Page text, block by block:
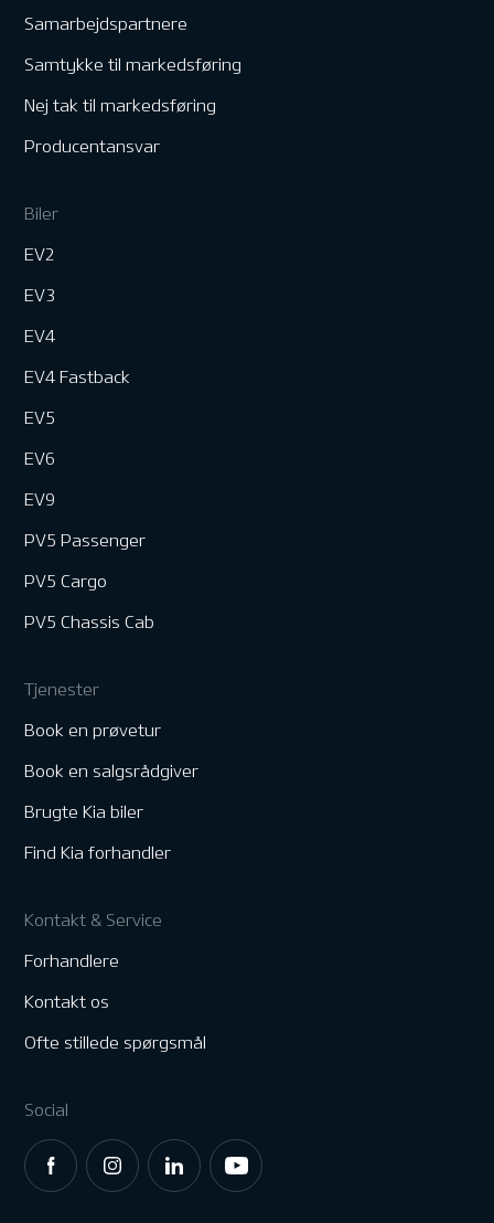
Samarbejdspartnere
Samtykke til markedsføring
Nej tak til markedsføring
Producentansvar
Biler
EV2
EV3
EV4
EV4 Fastback
EV5
EV6
EV9
PV5 Passenger
PV5 Cargo
PV5 Chassis Cab
Tjenester
Book en prøvetur
Book en salgsrådgiver
Brugte Kia biler
Find Kia forhandler
Kontakt & Service
Forhandlere
Kontakt os
Ofte stillede spørgsmål
Social